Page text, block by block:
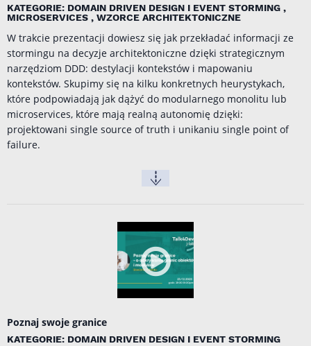
KATEGORIE: DOMAIN DRIVEN DESIGN I EVENT STORMING ,
MICROSERVICES , WZORCE ARCHITEKTONICZNE
W trakcie prezentacji dowiesz się jak przekładać informacji ze
stormingu na decyzje architektoniczne dzięki strategicznym
narzędziom DDD: destylacji kontekstów i mapowaniu
kontekstów. Skupimy się na kilku konkretnych heurystykach,
które podpowiadają jak dążyć do modularnego monolitu lub
microservices, które mają realną autonomię dzięki:
projektowani single source of truth i unikaniu single point of
failure.
Poznaj swoje granice
KATEGORIE: DOMAIN DRIVEN DESIGN I EVENT STORMING